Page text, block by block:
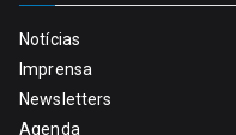
Notícias
Imprensa
Newsletters
Agenda